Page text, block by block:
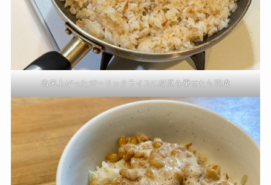
出来上がったガーリックライスに納豆を乗せたら完成